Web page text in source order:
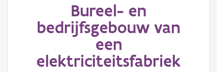
Aanduidingsobject
Bureel- en
bedrijfsgebouw van
een
elektriciteitsfabriek